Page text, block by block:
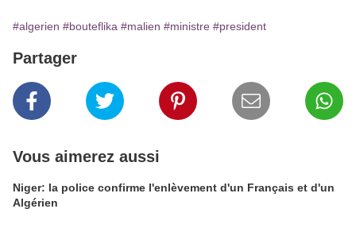
#algerien #bouteflika #malien #ministre #president
Partager
Vous aimerez aussi
Niger: la police confirme l'enlèvement d'un Français et d'un
Algérien